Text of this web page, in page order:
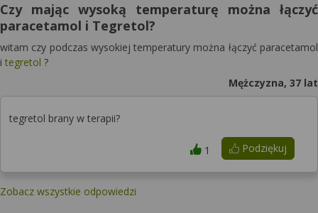
Czy mając wysoką temperaturę można łączyć
paracetamol i Tegretol?
witam czy podczas wysokiej temperatury można łączyć paracetamol
i tegretol ?
Mężczyzna, 37 lat
tegretol brany w terapii?
Podziękuj
1
Zobacz wszystkie odpowiedzi